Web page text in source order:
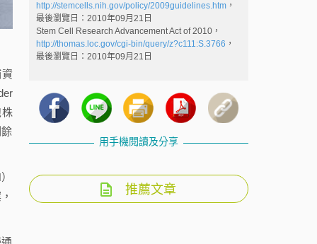
http://stemcells.nih.gov/policy/2009guidelines.htm，
最後瀏覽日：2010年09月21日
Stem Cell Research Advancement Act of 2010，
http://thomas.loc.gov/cgi-bin/query/z?c111:S.3766 ，
最後瀏覽日：2010年09月21日
用手機閱讀及分享
推薦文章